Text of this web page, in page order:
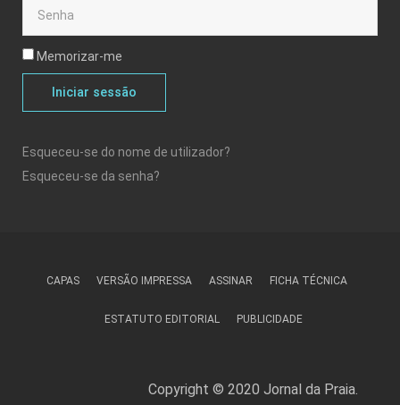
Memorizar-me
Iniciar sessão
Esqueceu-se do nome de utilizador?
Esqueceu-se da senha?
CAPAS VERSÃO IMPRESSA ASSINAR FICHA TÉCNICA
ESTATUTO EDITORIAL PUBLICIDADE
Copyright © 2020 Jornal da Praia.